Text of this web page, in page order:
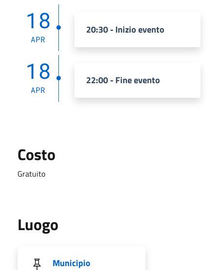
18
APR
20:30 - Inizio evento
18
APR
22:00 - Fine evento
Costo
Gratuito
Luogo
Municipio